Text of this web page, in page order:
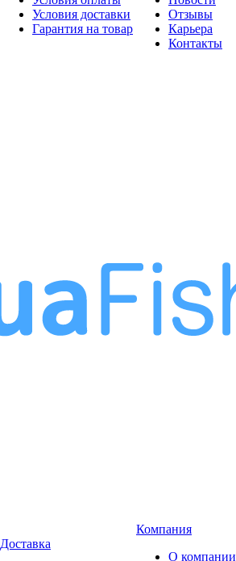
Условия доставки
Гарантия на товар
Отзывы
Карьера
Контакты
Доставка
Компания
О компании